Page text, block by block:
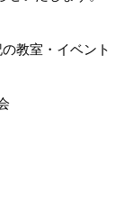
教室・イベント